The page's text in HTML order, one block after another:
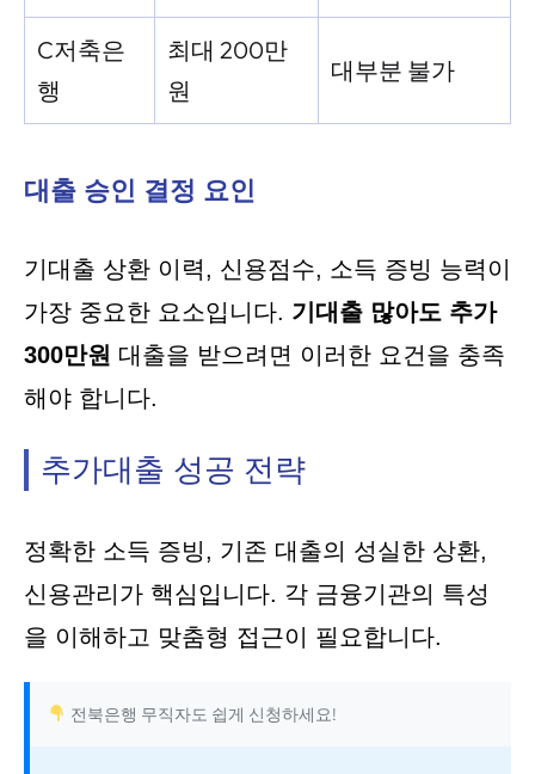
C저축은
행
최대 200만
원
대부분 불가
대출 승인 결정 요인
기대출 상환 이력, 신용점수, 소득 증빙 능력이
가장 중요한 요소입니다. 기대출 많아도 추가
300만원 대출을 받으려면 이러한 요건을 충족
해야 합니다.
추가대출 성공 전략
정확한 소득 증빙, 기존 대출의 성실한 상환,
신용관리가 핵심입니다. 각 금융기관의 특성
을 이해하고 맞춤형 접근이 필요합니다.
전북은행 무직자도 쉽게 신청하세요!